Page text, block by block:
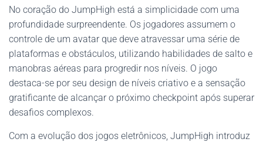
No coração do JumpHigh está a simplicidade com uma
profundidade surpreendente. Os jogadores assumem o
controle de um avatar que deve atravessar uma série de
plataformas e obstáculos, utilizando habilidades de salto e
manobras aéreas para progredir nos níveis. O jogo
destaca-se por seu design de níveis criativo e a sensação
gratificante de alcançar o próximo checkpoint após superar
desafios complexos.
Com a evolução dos jogos eletrônicos, JumpHigh introduz